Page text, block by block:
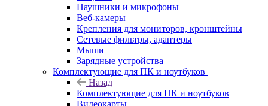
Наушники и микрофоны
Веб-камеры
Крепления для мониторов, кронштейны
Сетевые фильтры, адаптеры
Мыши
Зарядные устройства
Комплектующие для ПК и ноутбуков
Назад
Комплектующие для ПК и ноутбуков
Видеокарты